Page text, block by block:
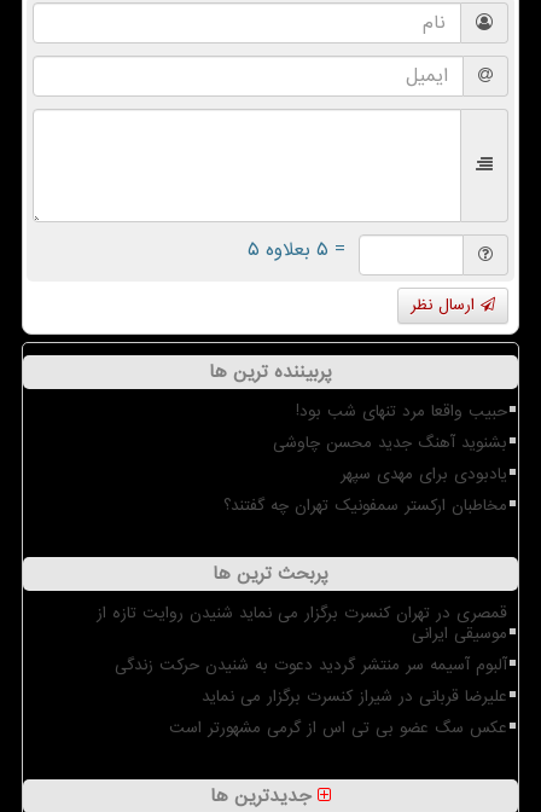
= ۵ بعلاوه ۵
ارسال نظر
پربیننده ترین ها
حبیب واقعا مرد تنهای شب بود!
بشنوید آهنگ جدید محسن چاوشی
یادبودی برای مهدی سپهر
مخاطبان ارکستر سمفونیک تهران چه گفتند؟
پربحث ترین ها
قمصری در تهران کنسرت برگزار می نماید شنیدن روایت تازه از
موسیقی ایرانی
آلبوم آسیمه سر منتشر گردید دعوت به شنیدن حرکت زندگی
علیرضا قربانی در شیراز کنسرت برگزار می نماید
عکس سگ عضو بی تی اس از گرمی مشهورتر است
جدیدترین ها